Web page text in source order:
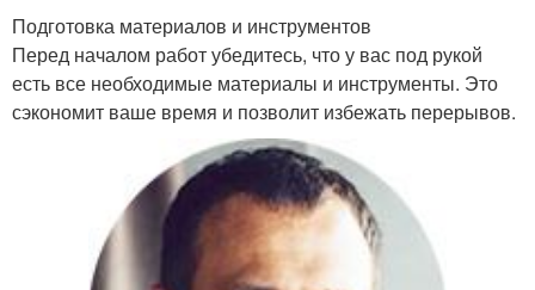
Подготовка материалов и инструментов
Перед началом работ убедитесь, что у вас под рукой
есть все необходимые материалы и инструменты. Это
сэкономит ваше время и позволит избежать перерывов.